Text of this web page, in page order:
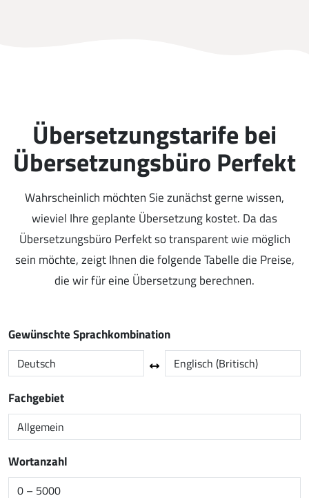
Übersetzungstarife bei
Übersetzungsbüro Perfekt
Wahrscheinlich möchten Sie zunächst gerne wissen,
wieviel Ihre geplante Übersetzung kostet. Da das
Übersetzungsbüro Perfekt so transparent wie möglich
sein möchte, zeigt Ihnen die folgende Tabelle die Preise,
die wir für eine Übersetzung berechnen.
Gewünschte Sprachkombination
Fachgebiet
Wortanzahl